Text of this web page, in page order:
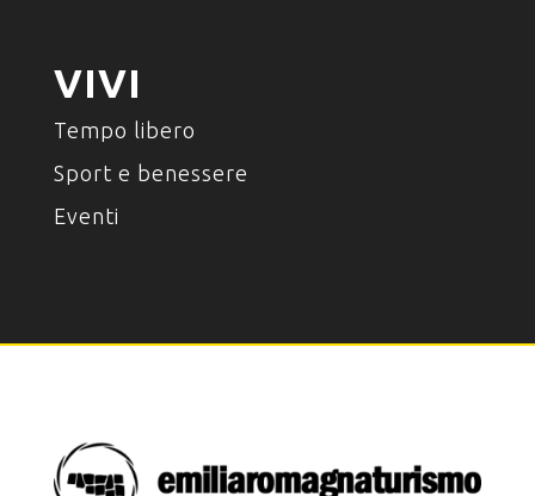
VIVI
Tempo libero
Sport e benessere
Eventi